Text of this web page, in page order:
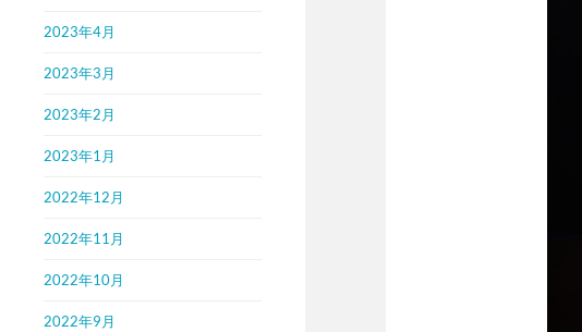
2023年4月
2023年3月
2023年2月
2023年1月
2022年12月
2022年11月
2022年10月
2022年9月